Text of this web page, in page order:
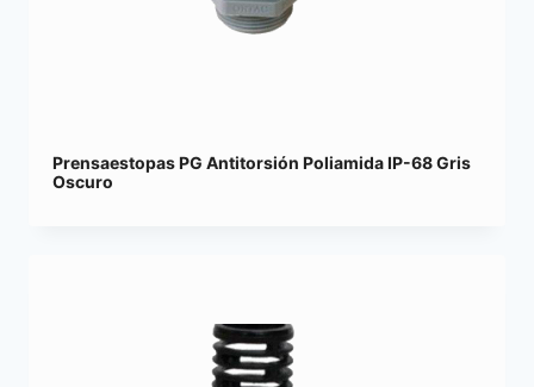
Prensaestopas PG Antitorsión Poliamida IP-68 Gris
Oscuro